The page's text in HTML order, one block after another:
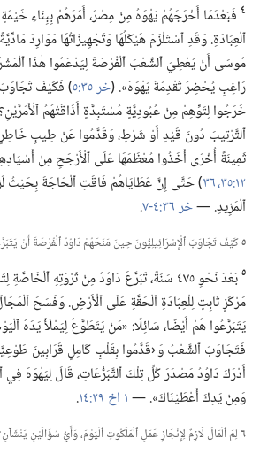
٤ فَبَعْدَمَا أَخْرَجَهُمْ يَهْوَهُ مِنْ مِصْرَ،‏ أَمَرَهُمْ بِبِنَاءِ خَيْمَةٍ
ٱلْعِبَادَةِ.‏ وَقَدِ ٱسْتَلْزَمَ هَيْكَلُهَا وَتَجْهِيزَاتُهَا مَوَارِدَ
مُوسَى أَنْ يُعْطِيَ ٱلشَّعْبَ ٱلْفُرْصَةَ لِيَدْعَمُوا هٰذَا
رَاغِبٍ يُحْضِرُ تَقْدِمَةَ يَهْوَهَ».‏ (‏خر ٣٥:‏٥
‏)‏ فَكَيْفَ تَجَاوَبَ
خَرَجُوا لِتَوِّهِمْ مِنْ عُبُودِيَّةٍ مُسْتَبِدَّةٍ أَذَاقَتْهُمُ
ٱلتَّرْتِيبَ دُونَ قَيْدٍ أَوْ شَرْطٍ،‏ وَقَدَّمُوا عَنْ طِيبِ
ثَمِينَةً أُخْرَى أَخَذُوا مُعْظَمَهَا عَلَى ٱلْأَرْجَحِ مِنْ
١٢:‏​٣٥،‏ ٣٦
‏)‏ حَتَّى إِنَّ عَطَايَاهُمْ فَاقَتِ ٱلْحَاجَةَ بِحَيْثُ
ٱلْمَزِيدِ.‏ —‏خر ٣٦:‏​٤-‏٧ ‏.‏
٥كَيْفَ تَجَاوَبَ ٱلْإِسْرَائِيلِيُّونَ حِينَ مَنَحَهُمْ دَاوُدُ ٱلْفُرْصَةَ أَنْ
٥
بَعْدَ نَحْوِ ٤٧٥ سَنَةً،‏ تَبَرَّعَ دَاوُدُ مِنْ ثَرْوَتِهِ
مَرْكَزٍ ثَابِتٍ لِلْعِبَادَةِ ٱلْحَقَّةِ عَلَى ٱلْأَرْضِ.‏ وَفَسَحَ ٱلْمَجَالَ
يَتَبَرَّعُوا هُمْ أَيْضًا،‏ سَائِلًا:‏ «مَنْ يَتَطَوَّعُ لِيَمْلَأَ يَدَهُ
فَتَجَاوَبَ ٱلشَّعْبُ وَ ‹قَدَّمُوابِقَلْبٍ كَامِلٍ قَرَابِينَ
أَدْرَكَ دَاوُدُ مَصْدَرَ كُلِّ تِلْكَ ٱلتَّبَرُّعَاتِ،‏ قَالَ لِيَهْوَهَ فِي
وَمِنْ يَدِكَ أَعْطَيْنَاكَ».‏ —‏١ اخ ٢٩:‏١٤ ‏.‏
٦لِمَ ٱلْمَالُ لَازِمٌ لِإِنْجَازِ عَمَلِ ٱلْمَلَكُوتِ ٱلْيَوْمَ،‏ وَأَيُّ سُؤَالَيْنِ